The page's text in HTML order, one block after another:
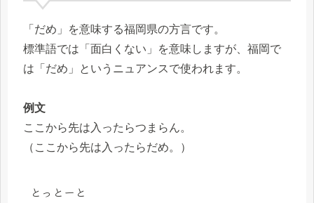
「だめ」を意味する福岡県の方言です。
標準語では「面白くない」を意味しますが、福岡で
は「だめ」というニュアンスで使われます。
例文
ここから先は入ったらつまらん。
（ここから先は入ったらだめ。）
とっとーと